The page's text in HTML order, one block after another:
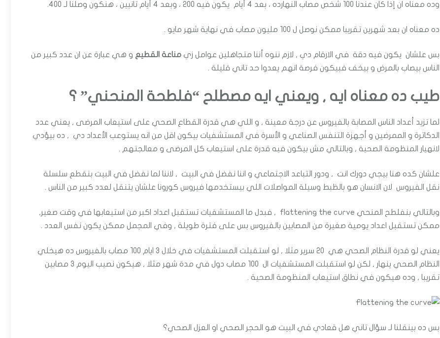
وده معناه ان إذا كان عندنا 100 شخص مصاب النهارده ، بعد 4 أيام يكون فيه 200 ، وبعد 4 أيام تانيين ، هنكون وصلنا لـ 400.
ده معناه ان بعد شهرين تقريبا ممكن نوصل ل 100 مليون مصاب في نهاية شهر مايو .
بس علشان يكون فيه دقة في الارقام دي , لازم ننوه أننا متجاهلين عوامل زي مناعة القطيع و هي عبارة عن ان عدد كبير من
الناس بيصاب بالمرض و بيخف فبيكون فرصة انهم يعدوا حد تاني قليلة .
طيب ده معناه ايه , ويعني ايه مصطلح “فلطحة المنحني” ؟
لما تزيد أعداد الناس المصابة بالفيروس عن درجة معينة , و اللي هي قدرة القطاع الصحي على استيعاب المرضى , يعني عدد
الدكاترة و الممرضين و أجهزة التنفس الصناعي و الأسرة في المستشفيات بيكون اقل من انه يستوعب الأعداد دي , ده بيؤدي
لانهيار المنظومة الصحية , وبالتالي مش بيكون فيه قدرة على استيعاب كل المرضى و معالجتهم .
علشان كده هنا بيجي دورك انت , ودور التباعد الاجتماعي و اننا نفضل في البيت , لاننا لما نفضل في البيت بنقطع سلسلة
نقل الفيروس لان الانسان هو بالظبط وسيلة المواصلات اللي بيستخدمها فيروس كورونا علشان يتنقل لعدد كبير من الناس .
وبالتالي بنفلطح المنحي flattening the curve , فبدل ما المستشفيات تستقبل اعداد اكبر من استيعابها في وقت صغير,
ممكن تستقبل اعداد يومية صغيرة من المصابين بالفيروس بس على فترة طويلة , وفي المجمل ممكن يكون نفس العدد .
يعني لو قدرة النظام الصحي هي 20 سرير مثلا , لو استقبلت المستشفيات في خلال 3 ايام 100 مصاب بالفيروس ده هيخلي
النظام الصحي ينهار , لكن لو استقبلت المستشفيات ال 100 مصاب دول في مدة شهر مثلا , هيكون نصيب اليوم 3 مصابين
تقريبا , وده هيكون في نطاق استيعاب المنظومة الصحية .
بس ده بينقلنا لـ سؤال تاني هل قعادي في البيت هو الحجر الصحي او العزل الصحي؟